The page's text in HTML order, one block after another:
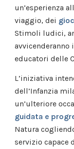
un’esperienza
viaggio, dei
Stimoli ludici,
avvicenderanno
educatori delle
L’iniziativa
dell’Infanzia
un’ulteriore
guidata e
Natura
servizio capace